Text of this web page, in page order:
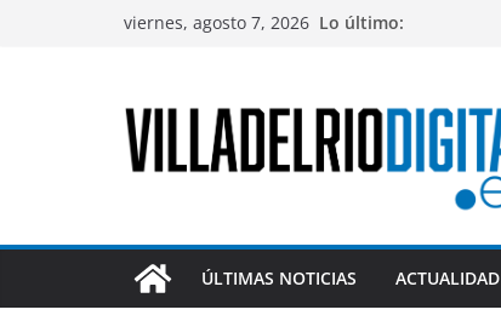
viernes, agosto 7, 2026 Lo último:
ÚLTIMAS NOTICIAS ACTUALIDAD